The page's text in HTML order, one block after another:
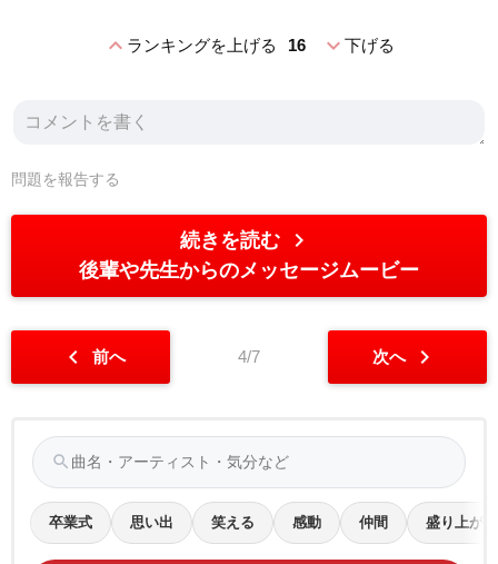
expand_lessランキングを上げる 16 expand_more下げる
問題を報告する
続きを読む chevron_right
後輩や先生からのメッセージムービー
chevron_left 前へ 4/7 次へ chevron_right
search
卒業式 思い出 笑える 感動 仲間 盛り上がる